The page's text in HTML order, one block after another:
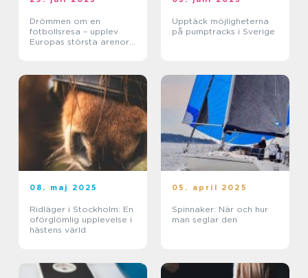
Drömmen om en
fotbollsresa – upplev
Europas största arenor
Upptäck möjligheterna
på pumptracks i Sverige
08. maj 2025
Ridläger i Stockholm: En
oförglömlig upplevelse i
hästens värld
05. april 2025
Spinnaker: När och hur
man seglar den